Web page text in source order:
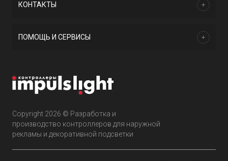
Copyright 2026 © Разработка и
производство контроллеров для наружной
рекламы и декоративной подсветки
КОНТАКТЫ
ПОМОЩЬ И СЕРВИСЫ